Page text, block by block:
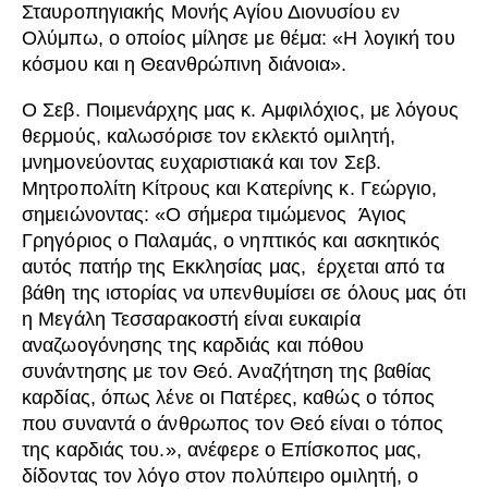
Σταυροπηγιακής Μονής Αγίου Διονυσίου εν
Ολύμπω, ο οποίος μίλησε με θέμα: «Η λογική του
κόσμου και η Θεανθρώπινη διάνοια».
Ο Σεβ. Ποιμενάρχης μας κ. Αμφιλόχιος, με λόγους
θερμούς, καλωσόρισε τον εκλεκτό ομιλητή,
μνημονεύοντας ευχαριστιακά και τον Σεβ.
Μητροπολίτη Κίτρους και Κατερίνης κ. Γεώργιο,
σημειώνοντας: «Ο σήμερα τιμώμενος Άγιος
Γρηγόριος ο Παλαμάς, ο νηπτικός και ασκητικός
αυτός πατήρ της Εκκλησίας μας, έρχεται από τα
βάθη της ιστορίας να υπενθυμίσει σε όλους μας ότι
η Μεγάλη Τεσσαρακοστή είναι ευκαιρία
αναζωογόνησης της καρδιάς και πόθου
συνάντησης με τον Θεό. Αναζήτηση της βαθίας
καρδίας, όπως λένε οι Πατέρες, καθώς ο τόπος
που συναντά ο άνθρωπος τον Θεό είναι ο τόπος
της καρδιάς του.», ανέφερε ο Επίσκοπος μας,
δίδοντας τον λόγο στον πολύπειρο ομιλητή, ο